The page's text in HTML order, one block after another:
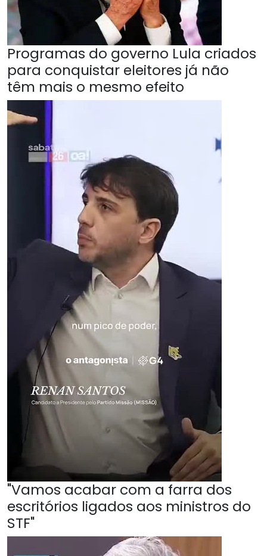
Programas do governo Lula criados
para conquistar eleitores já não
têm mais o mesmo efeito
"Vamos acabar com a farra dos
escritórios ligados aos ministros do
STF"